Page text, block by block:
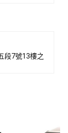
段7號13樓之